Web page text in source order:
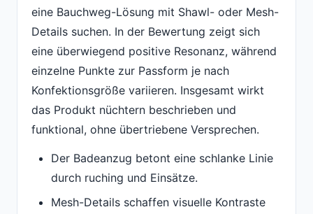
eine Bauchweg-Lösung mit Shawl- oder Mesh-
Details suchen. In der Bewertung zeigt sich
eine überwiegend positive Resonanz, während
einzelne Punkte zur Passform je nach
Konfektionsgröße variieren. Insgesamt wirkt
das Produkt nüchtern beschrieben und
funktional, ohne übertriebene Versprechen.
Der Badeanzug betont eine schlanke Linie
durch ruching und Einsätze.
Mesh-Details schaffen visuelle Kontraste